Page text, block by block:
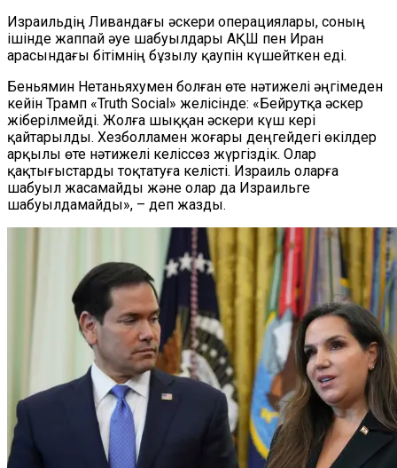
Израильдің Ливандағы әскери операциялары, соның
ішінде жаппай әуе шабуылдары АҚШ пен Иран
арасындағы бітімнің бұзылу қаупін күшейткен еді.
Беньямин Нетаньяхумен болған өте нәтижелі әңгімеден
кейін Трамп «Truth Social» желісінде: «Бейрутқа әскер
жіберілмейді. Жолға шыққан әскери күш кері
қайтарылды. Хезболламен жоғары деңгейдегі өкілдер
арқылы өте нәтижелі келіссөз жүргіздік. Олар
қақтығыстарды тоқтатуға келісті. Израиль оларға
шабуыл жасамайды және олар да Израильге
шабуылдамайды», – деп жазды.